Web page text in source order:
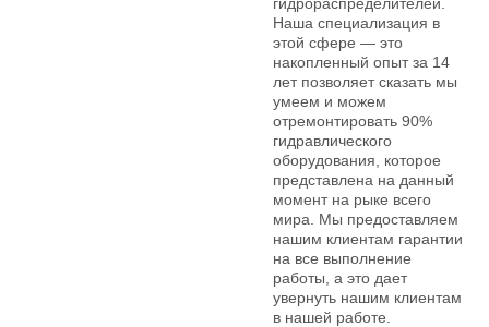
Наша специализация в
этой сфере — это
накопленный опыт за 14
лет позволяет сказать мы
умеем и можем
отремонтировать 90%
гидравлического
оборудования, которое
представлена на данный
момент на рыке всего
мира. Мы предоставляем
нашим клиентам гарантии
на все выполнение
работы, а это дает
увернуть нашим клиентам
в нашей работе.